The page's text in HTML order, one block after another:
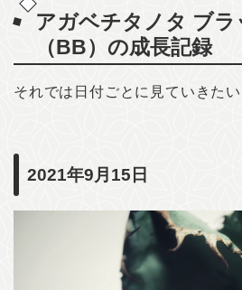
アガベチタノタ ブ
（BB）の成長記録
それでは日付ごとに見ていきたい
2021年9月15日